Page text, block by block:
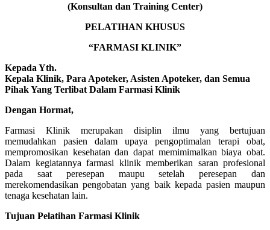
(Konsultan dan Training Center)
PELATIHAN KHUSUS
“FARMASI KLINIK”
Kepada Yth.
Kepala Klinik, Para Apoteker, Asisten Apoteker, dan Semua
Pihak Yang Terlibat Dalam Farmasi Klinik
Dengan Hormat,
Farmasi Klinik merupakan disiplin ilmu yang bertujuan
memudahkan pasien dalam upaya pengoptimalan terapi obat,
mempromosikan kesehatan dan dapat memimimalkan biaya obat.
Dalam kegiatannya farmasi klinik memberikan saran profesional
pada saat peresepan maupu setelah peresepan dan
merekomendasikan pengobatan yang baik kepada pasien maupun
tenaga kesehatan lain.
Tujuan Pelatihan Farmasi Klinik